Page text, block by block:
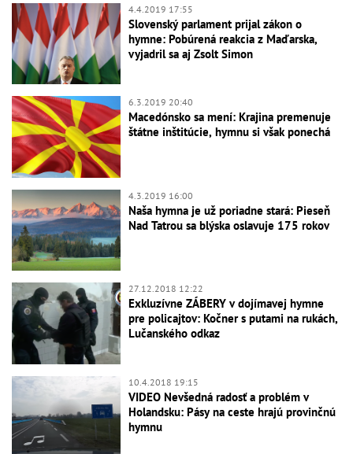
4.4.2019 17:55
Slovenský parlament prijal zákon o
hymne: Pobúrená reakcia z Maďarska,
vyjadril sa aj Zsolt Simon
6.3.2019 20:40
Macedónsko sa mení: Krajina premenuje
štátne inštitúcie, hymnu si však ponechá
4.3.2019 16:00
Naša hymna je už poriadne stará: Pieseň
Nad Tatrou sa blýska oslavuje 175 rokov
27.12.2018 12:22
Exkluzívne ZÁBERY v dojímavej hymne
pre policajtov: Kočner s putami na rukách,
Lučanského odkaz
10.4.2018 19:15
VIDEO Nevšedná radosť a problém v
Holandsku: Pásy na ceste hrajú provinčnú
hymnu